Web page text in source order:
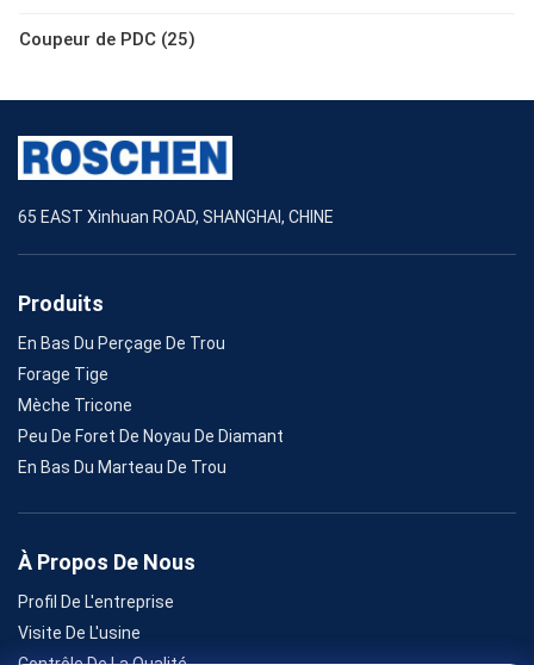
Coupeur de PDC (25)
65 EAST Xinhuan ROAD, SHANGHAI, CHINE
Produits
En Bas Du Perçage De Trou
Forage Tige
Mèche Tricone
Peu De Foret De Noyau De Diamant
En Bas Du Marteau De Trou
À Propos De Nous
Profil De L'entreprise
Visite De L'usine